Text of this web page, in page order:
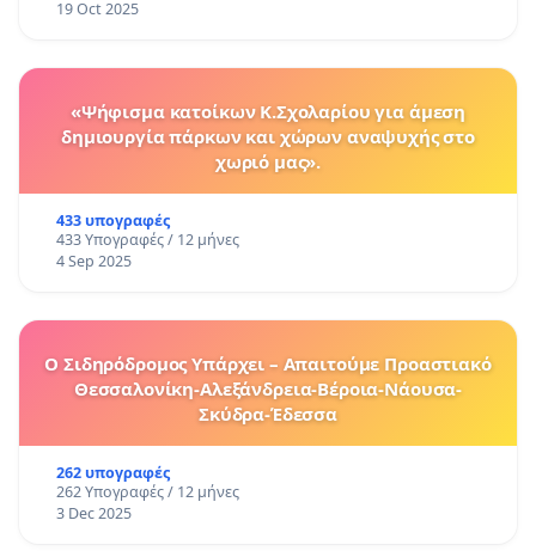
19 Oct 2025
«Ψήφισμα κατοίκων Κ.Σχολαρίου για άμεση
δημιουργία πάρκων και χώρων αναψυχής στο
χωριό μας».
433 υπογραφές
433 Υπογραφές / 12 μήνες
4 Sep 2025
Ο Σιδηρόδρομος Υπάρχει – Απαιτούμε Προαστιακό
Θεσσαλονίκη-Αλεξάνδρεια-Βέροια-Νάουσα-
Σκύδρα-Έδεσσα
262 υπογραφές
262 Υπογραφές / 12 μήνες
3 Dec 2025